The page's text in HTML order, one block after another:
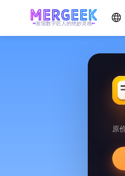
发现数字匠人的绝妙灵感
原